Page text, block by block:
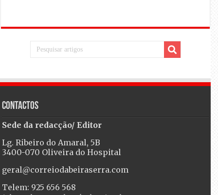
Contactos
Sede da redacção/ Editor
Lg. Ribeiro do Amaral, 5B
3400-070 Oliveira do Hospital
geral@correiodabeiraserra.com
Telem: 925 656 568